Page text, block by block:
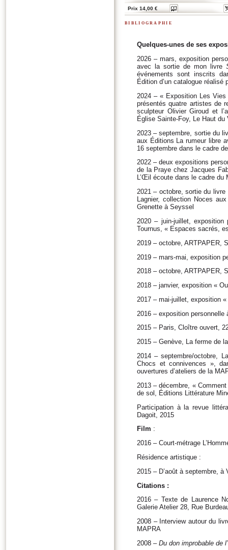
Prix 14,00 €
bibliographie
Quelques-unes de ses
2026 – mars, exposition
avec la sortie de mon livre
événements sont inscrits
Édition d’un catalogue réalisé
2024 – « Exposition Les
présentés quatre artistes de
sculpteur Olivier Giroud et
Église Sainte-Foy, Le Haut du
2023 – septembre, sortie du
aux Éditions La rumeur libre
16 septembre dans le cadre
2022 – deux expositions
de la Praye chez Jacques
L’Œil écoute dans le cadre du
2021 – octobre, sortie du livre
Lagnier, collection Noces
Grenette à Seyssel
2020 – juin-juillet, exposition
Tournus, « Espaces sacrés,
2019 – octobre, ARTPAPER,
2019 – mars-mai, exposition
2018 – octobre, ARTPAPER,
2018 – janvier, exposition «
2017 – mai-juillet, exposition
2016 – exposition personnelle
2015 – Paris, Cloître ouvert,
2015 – Genève, La ferme de
2014 – septembre/octobre,
Chocs et connivences »,
ouvertures d’ateliers de la
2013 – décembre, «
de sol, Éditions Littérature
Participation à la revue
Dagoit, 2015
Film :
2016 – Court-métrage
Résidence artistique :
2015 – D’août à septembre,
Citations :
2016 – Texte de Laurence
Galerie Atelier 28, Rue
2008 – Interview autour du
MAPRA
2008 – Du don improbable de